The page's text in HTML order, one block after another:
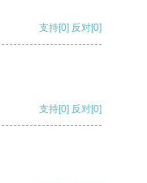
支持[0] 反对[0]
支持[0] 反对[0]